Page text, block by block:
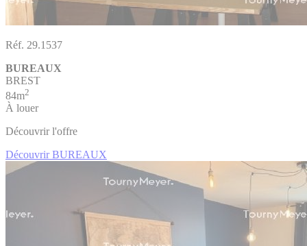
Réf. 29.1537
BUREAUX
BREST
84m2
À louer
Découvrir l'offre
Découvrir BUREAUX